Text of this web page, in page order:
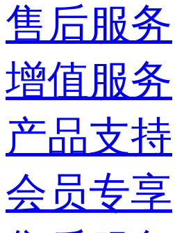
售后服务
增值服务
产品支持
会员专享